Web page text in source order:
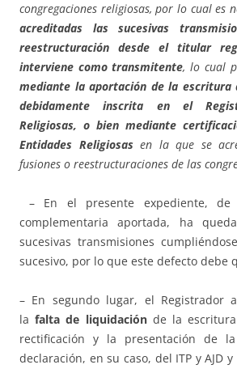
congregaciones religiosas, por lo cual es
acreditadas las sucesivas
reestructuración desde el titular
interviene como transmitente, lo cual
mediante la aportación de la escritura
debidamente inscrita en el
Religiosas, o bien mediante
Entidades Religiosas en la que se
fusiones o reestructuraciones de las
– En el presente expediente, de
complementaria aportada, ha
sucesivas transmisiones
sucesivo, por lo que este defecto debe
– En segundo lugar, el Registrador
lafalta de liquidaciónde la escritura
rectificación y la presentación de
declaración, en su caso, del ITP y AJD